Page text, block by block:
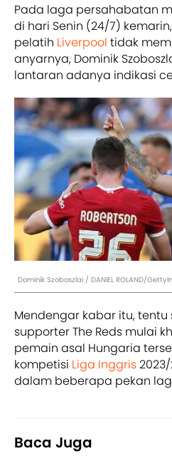
Pada laga persahabatan
di hari Senin (24/7)
pelatih Liverpool tidak
anyarnya, Dominik
lantaran adanya indikasi
Dominik Szoboszlai / DANIEL ROLAND/
Mendengar kabar itu,
supporter The Reds mulai
pemain asal Hungaria
kompetisi Liga Inggris
dalam beberapa pekan
Baca Juga